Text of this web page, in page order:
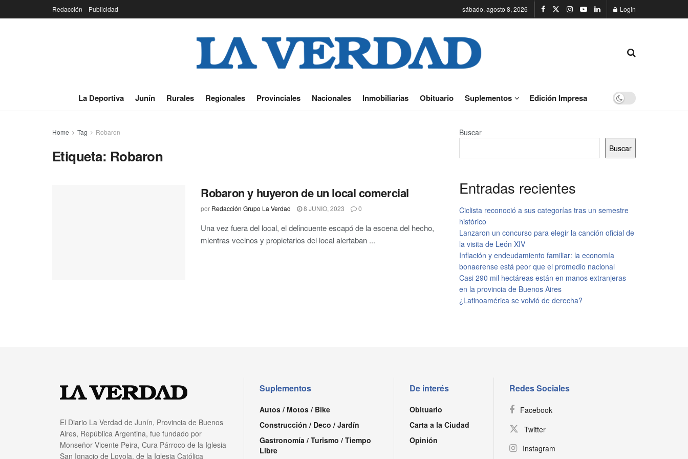
Redacción Publicidad sábado, agosto 8, 2026 Login
La Deportiva Junín Rurales Regionales Provinciales Nacionales Inmobiliarias Obituario Suplementos Edición Impresa
Home Tag Robaron
Etiqueta: Robaron
Robaron y huyeron de un local comercial
por Redacción Grupo La Verdad 8 JUNIO, 2023 0
Una vez fuera del local, el delincuente escapó de la escena del hecho,
mientras vecinos y propietarios del local alertaban ...
Buscar
Buscar
Entradas recientes
Ciclista reconoció a sus categorías tras un semestre
histórico
Lanzaron un concurso para elegir la canción oficial de
la visita de León XIV
Inflación y endeudamiento familiar: la economía
bonaerense está peor que el promedio nacional
Casi 290 mil hectáreas están en manos extranjeras
en la provincia de Buenos Aires
¿Latinoamérica se volvió de derecha?
El Diario La Verdad de Junín, Provincia de Buenos
Aires, República Argentina, fue fundado por
Monseñor Vicente Peira, Cura Párroco de la Iglesia
San Ignacio de Loyola, de la Iglesia Católica
Suplementos
Autos / Motos / Bike
Construcción / Deco / Jardín
Gastronomía / Turismo / Tiempo
Libre
De interés
Obituario
Carta a la Ciudad
Opinión
Redes Sociales
Facebook
Twitter
Instagram